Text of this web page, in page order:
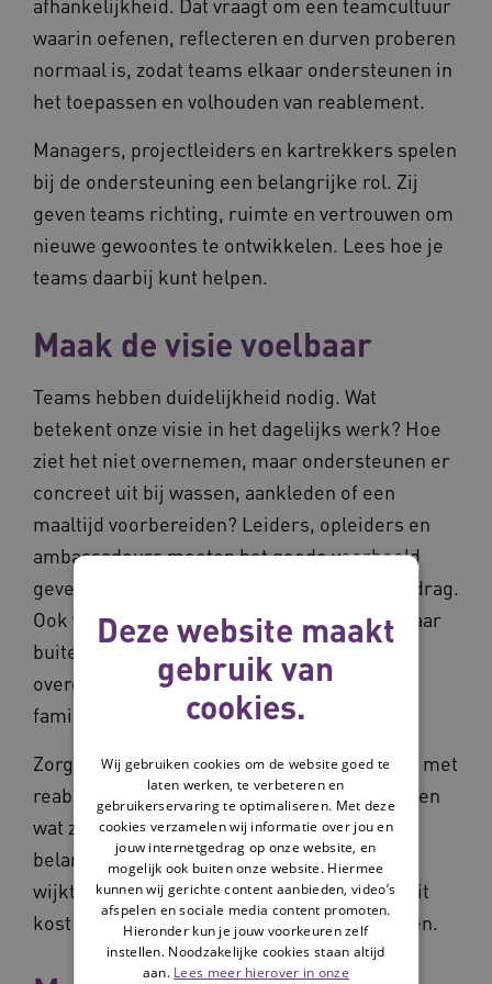
waarin oefenen, reflecteren en durven proberen
normaal is, zodat teams elkaar ondersteunen in
het toepassen en volhouden van reablement.
Managers, projectleiders en kartrekkers spelen
bij de ondersteuning een belangrijke rol. Zij
geven teams richting, ruimte en vertrouwen om
nieuwe gewoontes te ontwikkelen. Lees hoe je
teams daarbij kunt helpen.
Maak de visie voelbaar
Teams hebben duidelijkheid nodig. Wat
betekent onze visie in het dagelijks werk? Hoe
ziet het niet overnemen, maar ondersteunen er
concreet uit bij wassen, aankleden of een
maaltijd voorbereiden? Leiders, opleiders en
ambassadeurs moeten het goede voorbeeld
geven. In taal, in houding en in voorbeeldgedrag.
Ook vraagt het om eerlijke communicatie naar
buiten. Niet beloven dat alles wordt
overgenomen, maar aangeven wat cliënten,
families en teams samen doen.
Zorgprofessionals kunnen pas goed werken met
reablement als cliënten en hun netwerk weten
wat ze mogen verwachten. Daarom is het
belangrijk dat verwijzers, mantelzorgers en
wijkteams dezelfde boodschap uitdragen. Dit
kost tijd, maar voorkomt later misverstanden.
Deze website maakt
gebruik van
cookies.
Wij gebruiken cookies om de website goed te
laten werken, te verbeteren en
gebruikerservaring te optimaliseren. Met deze
cookies verzamelen wij informatie over jou en
jouw internetgedrag op onze website, en
mogelijk ook buiten onze website. Hiermee
kunnen wij gerichte content aanbieden, video’s
afspelen en sociale media content promoten.
Hieronder kun je jouw voorkeuren zelf
instellen. Noodzakelijke cookies staan altijd
aan. Lees meer hierover in onze